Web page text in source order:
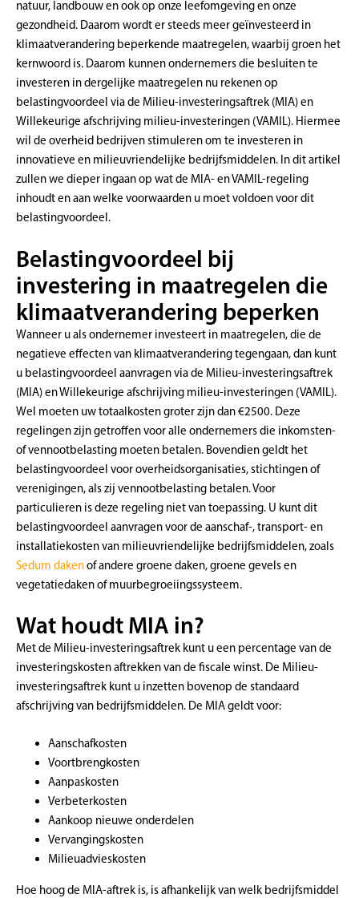
natuur, landbouw en ook op onze leefomgeving en onze
gezondheid. Daarom wordt er steeds meer geïnvesteerd in
klimaatverandering beperkende maatregelen, waarbij groen het
kernwoord is. Daarom kunnen ondernemers die besluiten te
investeren in dergelijke maatregelen nu rekenen op
belastingvoordeel via de Milieu-investeringsaftrek (MIA) en
Willekeurige afschrijving milieu-investeringen (VAMIL). Hiermee
wil de overheid bedrijven stimuleren om te investeren in
innovatieve en milieuvriendelijke bedrijfsmiddelen. In dit artikel
zullen we dieper ingaan op wat de MIA- en VAMIL-regeling
inhoudt en aan welke voorwaarden u moet voldoen voor dit
belastingvoordeel.
Belastingvoordeel bij
investering in maatregelen die
klimaatverandering beperken
Wanneer u als ondernemer investeert in maatregelen, die de
negatieve effecten van klimaatverandering tegengaan, dan kunt
u belastingvoordeel aanvragen via de Milieu-investeringsaftrek
(MIA) en Willekeurige afschrijving milieu-investeringen (VAMIL).
Wel moeten uw totaalkosten groter zijn dan €2500. Deze
regelingen zijn getroffen voor alle ondernemers die inkomsten-
of vennootbelasting moeten betalen. Bovendien geldt het
belastingvoordeel voor overheidsorganisaties, stichtingen of
verenigingen, als zij vennootbelasting betalen. Voor
particulieren is deze regeling niet van toepassing. U kunt dit
belastingvoordeel aanvragen voor de aanschaf-, transport- en
installatiekosten van milieuvriendelijke bedrijfsmiddelen, zoals
Sedum dakenof andere groene daken, groene gevels en
vegetatiedaken of muurbegroeiingssysteem.
Wat houdt MIA in?
Met de Milieu-investeringsaftrek kunt u een percentage van de
investeringskosten aftrekken van de fiscale winst. De Milieu-
investeringsaftrek kunt u inzetten bovenop de standaard
afschrijving van bedrijfsmiddelen. De MIA geldt voor:
Aanschafkosten
Voortbrengkosten
Aanpaskosten
Verbeterkosten
Aankoop nieuwe onderdelen
Vervangingskosten
Milieuadvieskosten
Hoe hoog de MIA-aftrek is, is afhankelijk van welk bedrijfsmiddel